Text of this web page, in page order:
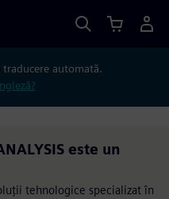
traducere automată.
este un
tehnologice specializat în